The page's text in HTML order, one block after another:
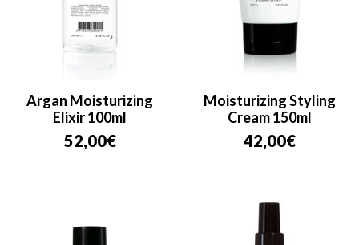
Argan Moisturizing
Elixir 100ml
52,00€
Moisturizing Styling
Cream 150ml
42,00€